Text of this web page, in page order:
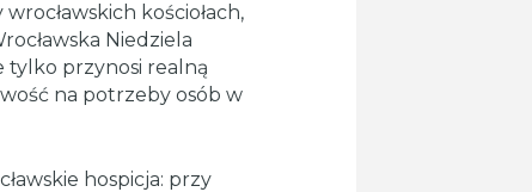
kościołach,
Niedziela
tylko przynosi realną
na potrzeby osób w
hospicja: przy